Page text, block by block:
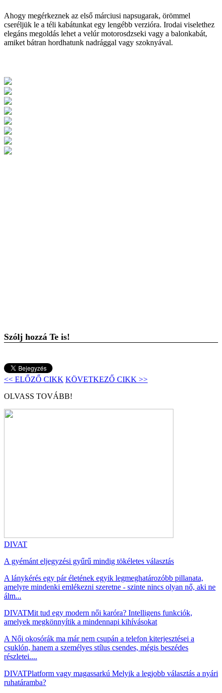
Ahogy megérkeznek az első márciusi napsugarak, örömmel
cseréljük le a téli kabátunkat egy lengébb verzióra. Irodai viselethez
elegáns megoldás lehet a velúr motorosdzseki vagy a balonkabát,
amiket bátran hordhatunk nadrággal vagy szoknyával.
Szólj hozzá Te is!
<< ELŐZŐ CIKK KÖVETKEZŐ CIKK >>
OLVASS TOVÁBB!
DIVAT
A gyémánt eljegyzési gyűrű mindig tökéletes választás
A lánykérés egy pár életének egyik legmeghatározóbb pillanata,
amelyre mindenki emlékezni szeretne - szinte nincs olyan nő, aki ne
álm...
DIVATMit tud egy modern női karóra? Intelligens funkciók,
amelyek megkönnyítik a mindennapi kihívásokat
A Női okosórák ma már nem csupán a telefon kiterjesztései a
csuklón, hanem a személyes stílus csendes, mégis beszédes
részletei....
DIVATPlatform vagy magassarkú Melyik a legjobb választás a nyári
ruhatáramba?